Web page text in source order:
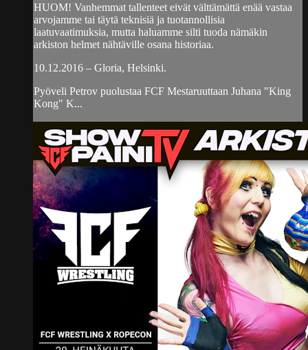
HUOM! Vanhemmat tallenteet eivät välttämättä enää vastaa
arvojamme tai täytä teknisiä ja tuotannollisia
laatuvaatimuksia, mutta haluamme silti tuoda nämäkin
arkiston helmet nähtäville osana historiaa.
10.12.2016 – Gloria, Helsinki.
Pyöveli Petrov puolustaa FCF Mestaruuttaan Juhana "King
Kong" K...